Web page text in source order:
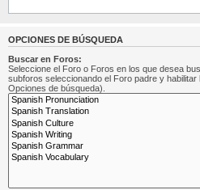
OPCIONES DE BÚSQUEDA
Buscar en Foros:
Seleccione el Foro o Foros en los que desea
subforos seleccionando el Foro padre y
Opciones de búsqueda).